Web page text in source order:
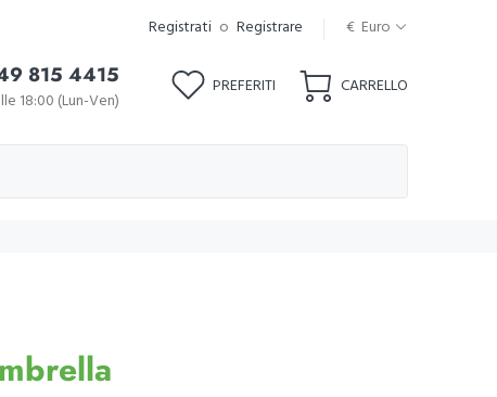
Registrati o Registrare € Euro
815 4415
18:00 (Lun-Ven)
PREFERITI CARRELLO